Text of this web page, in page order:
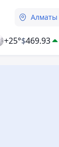
Алматы
+25°$469.93